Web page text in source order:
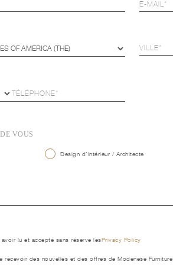
VOUS
Design d'intérieur / Architecte
lu et accepté sans réserve lesPrivacy Policy
recevoir des nouvelles et des offres de Modenese Furniture